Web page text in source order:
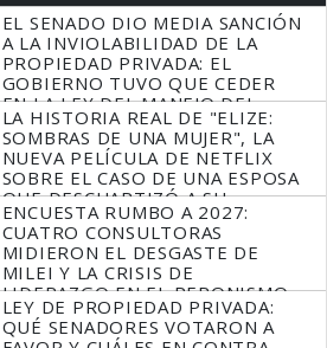
EL SENADO DIO MEDIA SANCIÓN
A LA INVIOLABILIDAD DE LA
PROPIEDAD PRIVADA: EL
GOBIERNO TUVO QUE CEDER
EN LA LEY DEL MANEJO DEL
FUEGO
LA HISTORIA REAL DE "ELIZE:
SOMBRAS DE UNA MUJER", LA
NUEVA PELÍCULA DE NETFLIX
SOBRE EL CASO DE UNA ESPOSA
QUE DESCUARTIZÓ A SU
MARIDO
ENCUESTA RUMBO A 2027:
CUATRO CONSULTORAS
MIDIERON EL DESGASTE DE
MILEI Y LA CRISIS DE
LIDERAZGO EN EL PERONISMO
LEY DE PROPIEDAD PRIVADA:
QUÉ SENADORES VOTARON A